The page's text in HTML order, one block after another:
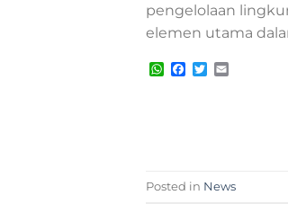
pengelolaan
elemen utama
WhatsApp
Facebook
Twitter
Posted in News